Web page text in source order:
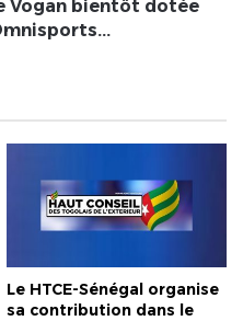
Vogan bientôt dotée
Le HTCE-Sénégal organise
sa contribution dans le